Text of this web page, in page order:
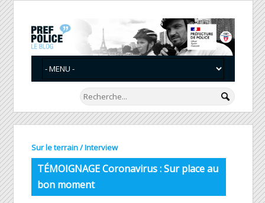
Sur le terrain/Interview
TÉMOIGNAGE Coronavirus : Sur place au
bon moment